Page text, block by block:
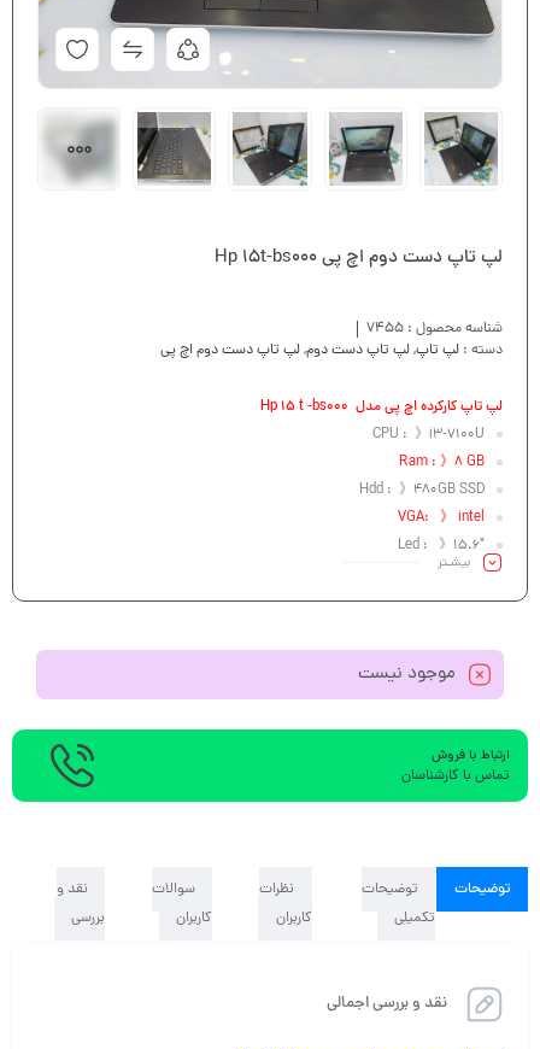
لپ تاپ دست دوم اچ پی Hp 15t-bs000
شناسه محصول : 7455
دسته : لپ تاپ,لپ تاپ دست دوم,لپ تاپ دست دوم اچ پی
لپ تاپ کارکرده اچ پی مدل Hp 15 t -bs000
CPU : 》i3-7100U
Ram : 》8 GB
Hdd : 》480GB SSD
VGA: 》 intel
Led : 》15.6″
بیشـتر
موجود نیست
ارتباط با فروش
تماس با کارشناسان
توضیحات
توضیحات
تکمیلی
نظرات
کاربران
سوالات
کاربران
نقد و
بررسی
نقد و بررسی اجمالی